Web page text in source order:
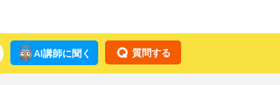
質問する
AI講師に聞く